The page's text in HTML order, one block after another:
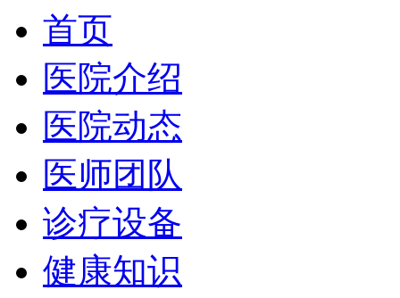
首页
医院介绍
医院动态
医师团队
诊疗设备
健康知识